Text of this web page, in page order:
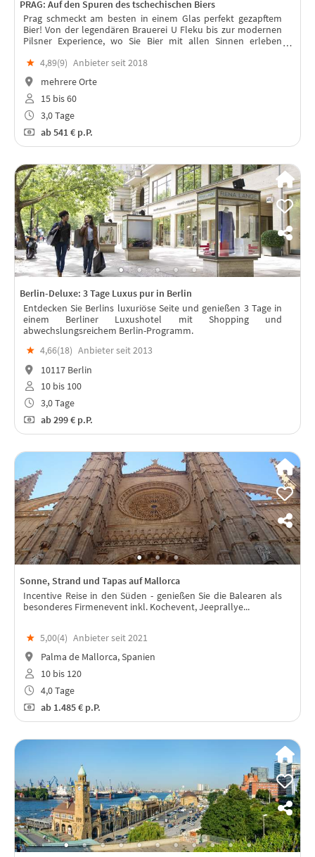
PRAG: Auf den Spuren des tschechischen Biers
Prag schmeckt am besten in einem Glas perfekt gezapftem
Bier! Von der legendären Brauerei U Fleku bis zur modernen
Pilsner Experience, wo Sie Bier mit allen Sinnen erleben
historischen Prags.
★ 4,89(9) Anbieter seit 2018
mehrere Orte
15 bis 60
3,0 Tage
ab541 € p.P.
Berlin-Deluxe: 3 Tage Luxus pur in Berlin
Entdecken Sie Berlins luxuriöse Seite und genießen 3 Tage in
einem Berliner Luxushotel mit Shopping und
abwechslungsreichem Berlin-Programm.
★ 4,66(18) Anbieter seit 2013
10117 Berlin
10 bis 100
3,0 Tage
ab299 € p.P.
Sonne, Strand und Tapas auf Mallorca
Incentive Reise in den Süden - genießen Sie die Balearen als
besonderes Firmenevent inkl. Kochevent, Jeeprallye...
★ 5,00(4) Anbieter seit 2021
Palma de Mallorca, Spanien
10 bis 120
4,0 Tage
ab1.485 € p.P.